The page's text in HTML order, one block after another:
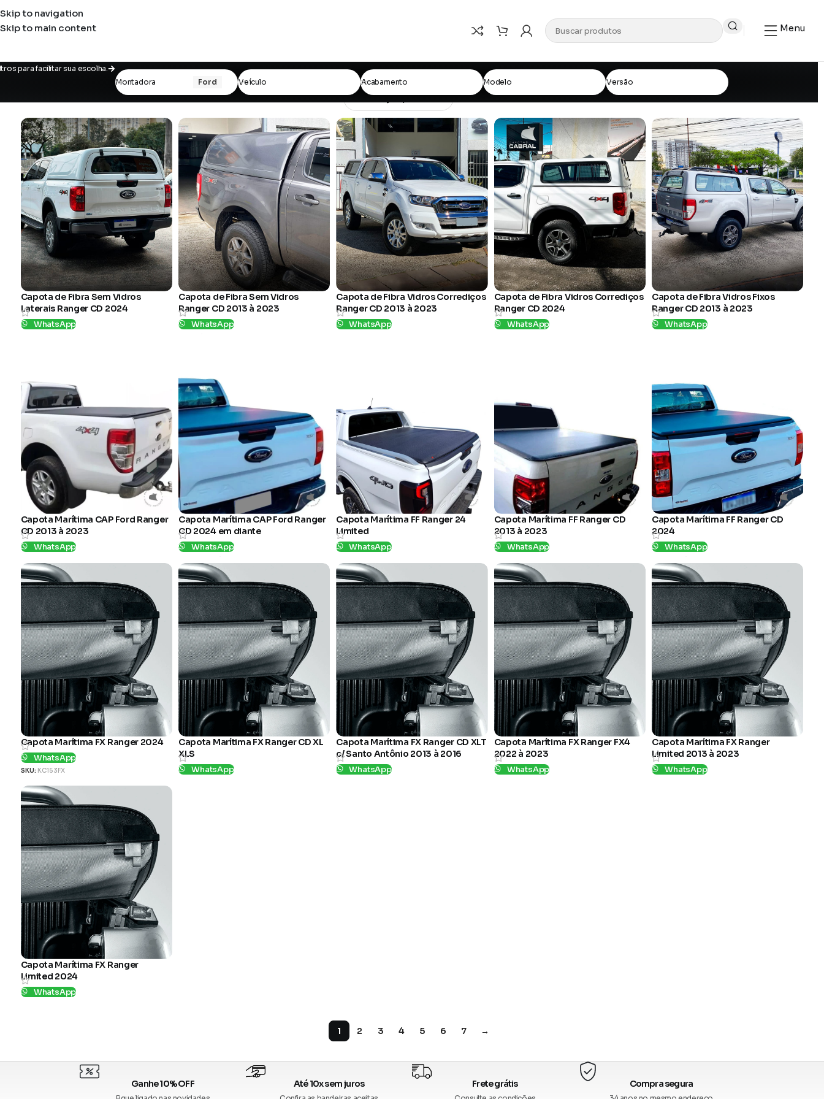
Skip to navigation
Skip to main content
Menu
para facilitar sua escolha.
Montadora
Ford Veículo Acabamento Modelo Versão
Ford
Capota de Fibra Sem Vidros
Laterais Ranger CD 2024
WhatsApp
Capota de Fibra Sem Vidros
Ranger CD 2013 à 2023
WhatsApp
Capota de Fibra Vidros Corrediços
Ranger CD 2013 à 2023
WhatsApp
Capota de Fibra Vidros Corrediços
Ranger CD 2024
WhatsApp
Capota de Fibra Vidros Fixos
Ranger CD 2013 à 2023
WhatsApp
Capota Marítima CAP Ford Ranger
CD 2013 à 2023
WhatsApp
Capota Marítima CAP Ford Ranger
CD 2024 em diante
WhatsApp
Capota Marítima FF Ranger 24
Limited
WhatsApp
Capota Marítima FF Ranger CD
2013 à 2023
WhatsApp
Capota Marítima FF Ranger CD
2024
WhatsApp
Capota Marítima FX Ranger 2024
WhatsApp
SKU: KC153FX
Capota Marítima FX Ranger CD XL
XLS
WhatsApp
Capota Marítima FX Ranger CD XLT
c/ Santo Antônio 2013 à 2016
WhatsApp
Capota Marítima FX Ranger FX4
2022 à 2023
WhatsApp
Capota Marítima FX Ranger
Limited 2013 à 2023
WhatsApp
Capota Marítima FX Ranger
Limited 2024
WhatsApp
1 2 3 4 5 6 7 →
Ganhe 10% OFF Até 10x sem juros Frete grátis Compra segura